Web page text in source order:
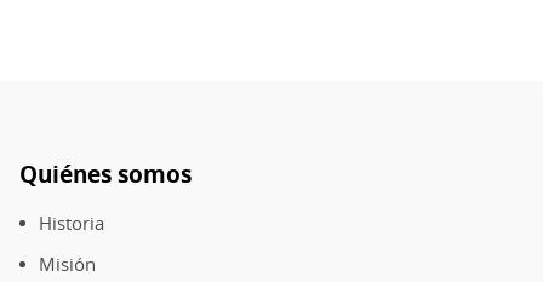
Pie
de
página
Quiénes somos
Historia
Misión